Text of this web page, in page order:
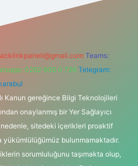
Teams:
0262 606 0 726 Telegram:
Kanun gereğince Bilgi Teknolojileri
onaylanmış bir Yer Sağlayıcı
sitedeki içerikleri proaktif
bulunmamaktadır.
sorumluluğunu taşımakta olup,